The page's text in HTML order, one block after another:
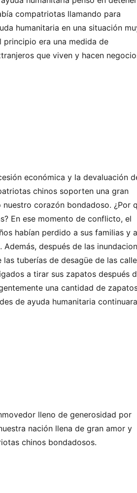
compatriotas llamando para
humanitaria en una situación
era una medida de
que viven y hacen
económica y la devaluación
chinos soporten una gran
corazón bondadoso. ¿Por
En ese momento de conflicto, el
habían perdido a sus familias y a
después de las
tuberías de desagüe de las
a tirar sus zapatos después
una cantidad de
de ayuda humanitaria
lleno de generosidad por
nación llena de gran amor y
chinos bondadosos.